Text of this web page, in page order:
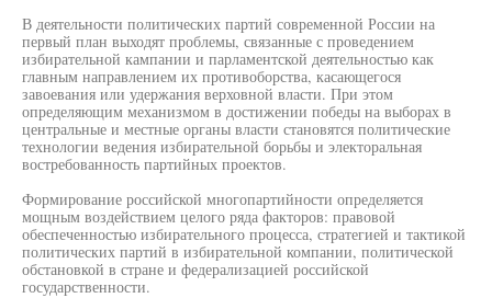
В деятельности политических партий современной России на
первый план выходят проблемы, связанные с проведением
избирательной кампании и парламентской деятельностью как
главным направлением их противоборства, касающегося
завоевания или удержания верховной власти. При этом
определяющим механизмом в достижении победы на выборах в
центральные и местные органы власти становятся политические
технологии ведения избирательной борьбы и электоральная
востребованность партийных проектов.
Формирование российской многопартийности определяется
мощным воздействием целого ряда факторов: правовой
обеспеченностью избирательного процесса, стратегией и тактикой
политических партий в избирательной компании, политической
обстановкой в стране и федерализацией российской
государственности.